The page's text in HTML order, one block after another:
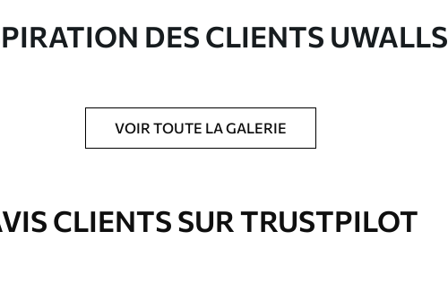
en rouleaux jusqu’à 50 cm de large.
DES CLIENTS UWALLS
VOIR TOUTE LA GALERIE
CLIENTS SUR TRUSTPILOT